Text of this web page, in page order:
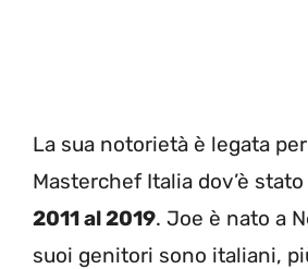
La sua notorietà è legata
Masterchef Italia dov’è stato
2011 al 2019. Joe è nato a
suoi genitori sono italiani,